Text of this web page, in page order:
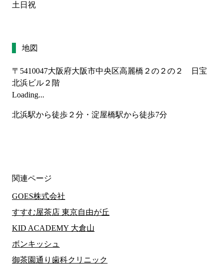
土日祝
地図
〒5410047大阪府大阪市中央区高麗橋２の２の２ 日宝
北浜ビル２階
Loading...
北浜駅から徒歩２分・淀屋橋駅から徒歩7分
関連ページ
GOES株式会社
すすむ屋茶店 東京自由が丘
KID ACADEMY 大倉山
ボンキッシュ
御茶園通り歯科クリニック